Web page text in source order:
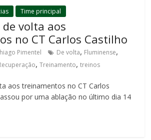
Time principal
volta aos
no CT Carlos Castilho
Pimentel De volta, Fluminense,
,Treinamento,treinos
aos treinamentos no CT Carlos
por uma ablação no último dia 14